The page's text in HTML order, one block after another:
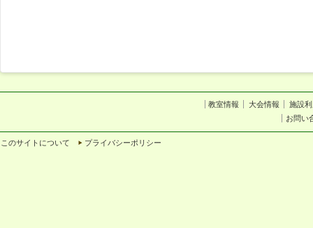
教室情報 大会情報
施設
お問い
このサイトについて プライバシーポリシー